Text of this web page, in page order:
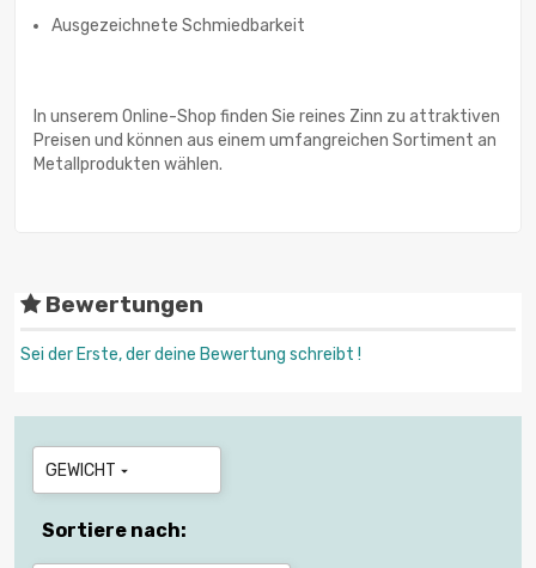
Ausgezeichnete Schmiedbarkeit
In unserem Online-Shop finden Sie reines Zinn zu attraktiven
Preisen und können aus einem umfangreichen Sortiment an
Metallprodukten wählen.
Bewertungen
Sei der Erste, der deine Bewertung schreibt !
GEWICHT 
Sortiere nach: